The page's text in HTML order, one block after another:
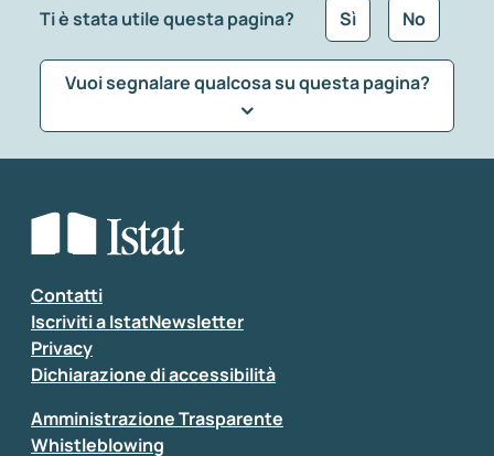
Ti è stata utile questa pagina? Sì No
Vuoi segnalare qualcosa su questa pagina?
Seleziona la tipologia della segnalazione
Inserisci il tuo commento
Contatti
Iscriviti a IstatNewsletter
Privacy
Dichiarazione di accessibilità
Amministrazione Trasparente
Whistleblowing